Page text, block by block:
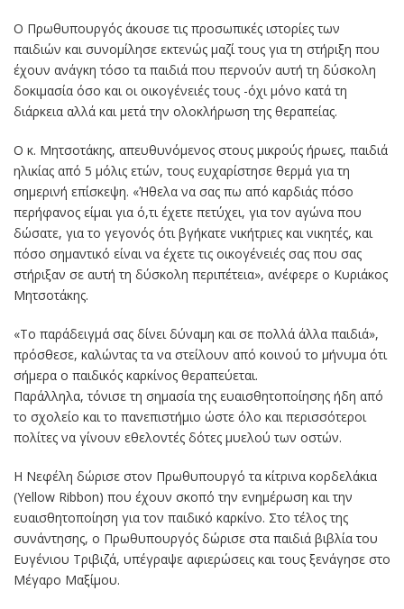
Ο Πρωθυπουργός άκουσε τις προσωπικές ιστορίες των
παιδιών και συνομίλησε εκτενώς μαζί τους για τη στήριξη που
έχουν ανάγκη τόσο τα παιδιά που περνούν αυτή τη δύσκολη
δοκιμασία όσο και οι οικογένειές τους -όχι μόνο κατά τη
διάρκεια αλλά και μετά την ολοκλήρωση της θεραπείας.
Ο κ. Μητσοτάκης, απευθυνόμενος στους μικρούς ήρωες, παιδιά
ηλικίας από 5 μόλις ετών, τους ευχαρίστησε θερμά για τη
σημερινή επίσκεψη. «Ήθελα να σας πω από καρδιάς πόσο
περήφανος είμαι για ό,τι έχετε πετύχει, για τον αγώνα που
δώσατε, για το γεγονός ότι βγήκατε νικήτριες και νικητές, και
πόσο σημαντικό είναι να έχετε τις οικογένειές σας που σας
στήριξαν σε αυτή τη δύσκολη περιπέτεια», ανέφερε ο Κυριάκος
Μητσοτάκης.
«Το παράδειγμά σας δίνει δύναμη και σε πολλά άλλα παιδιά»,
πρόσθεσε, καλώντας τα να στείλουν από κοινού το μήνυμα ότι
σήμερα ο παιδικός καρκίνος θεραπεύεται.
Παράλληλα, τόνισε τη σημασία της ευαισθητοποίησης ήδη από
το σχολείο και το πανεπιστήμιο ώστε όλο και περισσότεροι
πολίτες να γίνουν εθελοντές δότες μυελού των οστών.
Η Νεφέλη δώρισε στον Πρωθυπουργό τα κίτρινα κορδελάκια
(Yellow Ribbon) που έχουν σκοπό την ενημέρωση και την
ευαισθητοποίηση για τον παιδικό καρκίνο. Στο τέλος της
συνάντησης, ο Πρωθυπουργός δώρισε στα παιδιά βιβλία του
Ευγένιου Τριβιζά, υπέγραψε αφιερώσεις και τους ξενάγησε στο
Μέγαρο Μαξίμου.